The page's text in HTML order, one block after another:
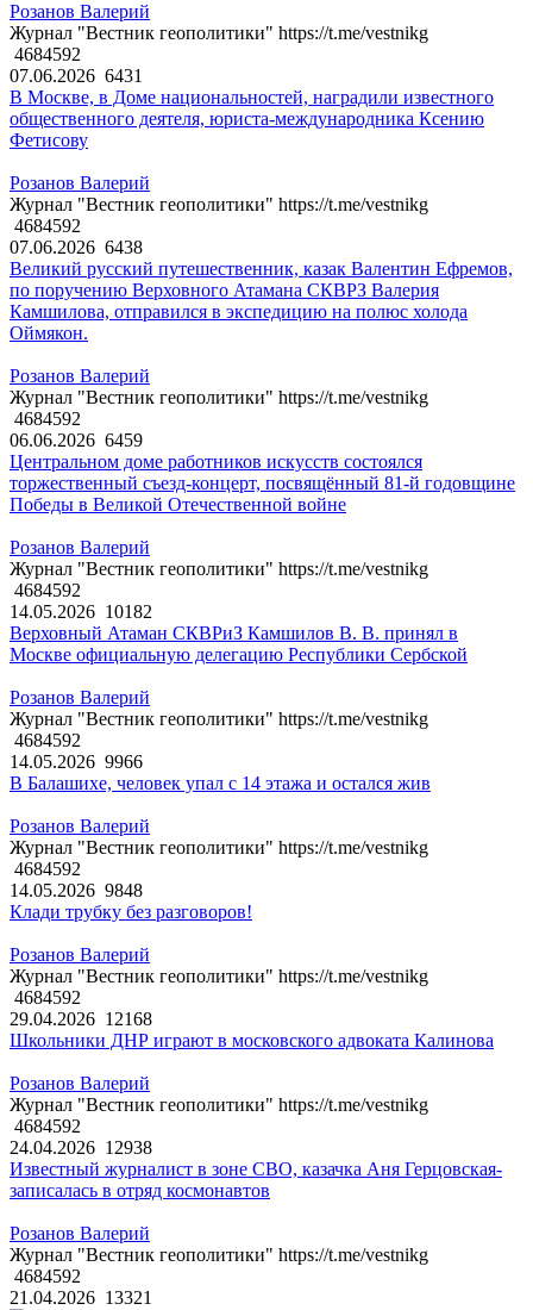
Розанов Валерий
Журнал "Вестник геополитики" https://t.me/vestnikg
4684592
07.06.2026 6431
В Москве, в Доме национальностей, наградили известного
общественного деятеля, юриста-международника Ксению
Фетисову
Розанов Валерий
Журнал "Вестник геополитики" https://t.me/vestnikg
4684592
07.06.2026 6438
Великий русский путешественник, казак Валентин Ефремов,
по поручению Верховного Атамана СКВРЗ Валерия
Камшилова, отправился в экспедицию на полюс холода
Оймякон.
Розанов Валерий
Журнал "Вестник геополитики" https://t.me/vestnikg
4684592
06.06.2026 6459
Центральном доме работников искусств состоялся
торжественный съезд-концерт, посвящённый 81-й годовщине
Победы в Великой Отечественной войне
Розанов Валерий
Журнал "Вестник геополитики" https://t.me/vestnikg
4684592
14.05.2026 10182
Верховный Атаман СКВРиЗ Камшилов В. В. принял в
Москве официальную делегацию Республики Сербской
Розанов Валерий
Журнал "Вестник геополитики" https://t.me/vestnikg
4684592
14.05.2026 9966
В Балашихе, человек упал с 14 этажа и остался жив
Розанов Валерий
Журнал "Вестник геополитики" https://t.me/vestnikg
4684592
14.05.2026 9848
Клади трубку без разговоров!
Розанов Валерий
Журнал "Вестник геополитики" https://t.me/vestnikg
4684592
29.04.2026 12168
Школьники ДНР играют в московского адвоката Калинова
Розанов Валерий
Журнал "Вестник геополитики" https://t.me/vestnikg
4684592
24.04.2026 12938
Известный журналист в зоне СВО, казачка Аня Герцовская-
записалась в отряд космонавтов
Розанов Валерий
Журнал "Вестник геополитики" https://t.me/vestnikg
4684592
21.04.2026 13321